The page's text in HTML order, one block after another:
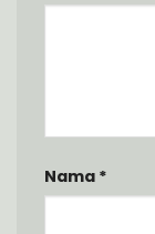
Nama *